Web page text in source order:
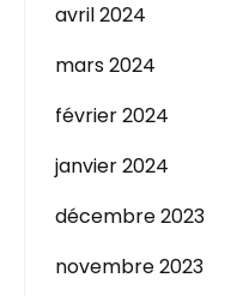
avril 2024
mars 2024
février 2024
janvier 2024
décembre 2023
novembre 2023